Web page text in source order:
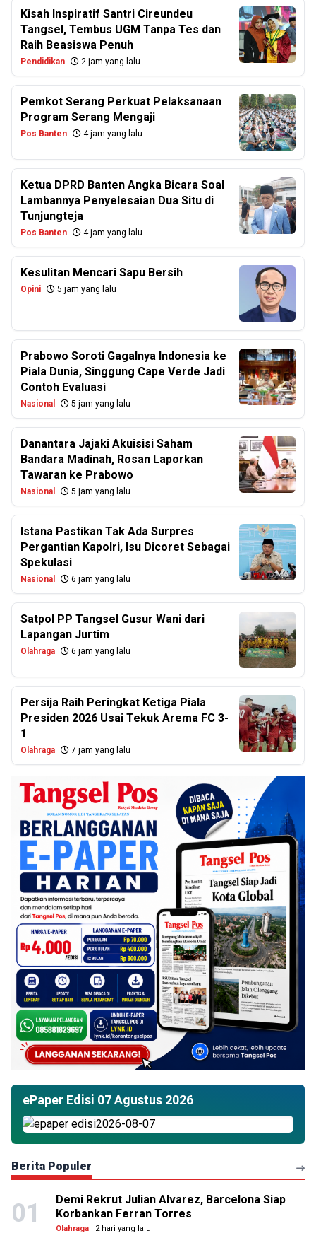
Kisah Inspiratif Santri Cireundeu
Tangsel, Tembus UGM Tanpa Tes dan
Raih Beasiswa Penuh
Pendidikan 2 jam yang lalu
Pemkot Serang Perkuat Pelaksanaan
Program Serang Mengaji
Pos Banten 4 jam yang lalu
Ketua DPRD Banten Angka Bicara Soal
Lambannya Penyelesaian Dua Situ di
Tunjungteja
Pos Banten 4 jam yang lalu
Kesulitan Mencari Sapu Bersih
Opini 5 jam yang lalu
Prabowo Soroti Gagalnya Indonesia ke
Piala Dunia, Singgung Cape Verde Jadi
Contoh Evaluasi
Nasional 5 jam yang lalu
Danantara Jajaki Akuisisi Saham
Bandara Madinah, Rosan Laporkan
Tawaran ke Prabowo
Nasional 5 jam yang lalu
Istana Pastikan Tak Ada Surpres
Pergantian Kapolri, Isu Dicoret Sebagai
Spekulasi
Nasional 6 jam yang lalu
Satpol PP Tangsel Gusur Wani dari
Lapangan Jurtim
Olahraga 6 jam yang lalu
Persija Raih Peringkat Ketiga Piala
Presiden 2026 Usai Tekuk Arema FC 3-
1
Olahraga 7 jam yang lalu
ePaper Edisi 07 Agustus 2026
Berita Populer
01
Demi Rekrut Julian Alvarez, Barcelona Siap
Korbankan Ferran Torres
Olahraga| 2 hari yang lalu